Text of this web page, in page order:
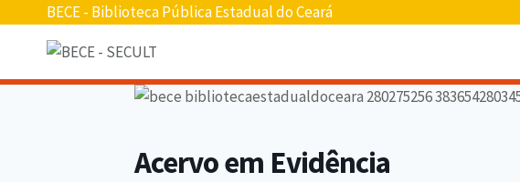
BECE - Biblioteca Pública Estadual do Ceará
Acervo em Evidência